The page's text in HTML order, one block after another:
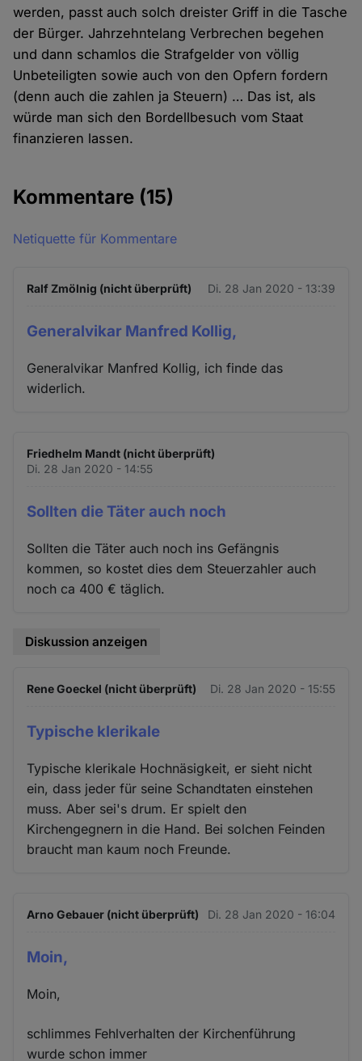
werden, passt auch solch dreister Griff in die Tasche
der Bürger. Jahrzehntelang Verbrechen begehen
und dann schamlos die Strafgelder von völlig
Unbeteiligten sowie auch von den Opfern fordern
(denn auch die zahlen ja Steuern) … Das ist, als
würde man sich den Bordellbesuch vom Staat
finanzieren lassen.
Kommentare (15)
Netiquette für Kommentare
Ralf Zmölnig (nicht überprüft) Di. 28 Jan 2020 - 13:39
Generalvikar Manfred Kollig,
Generalvikar Manfred Kollig, ich finde das
widerlich.
Friedhelm Mandt (nicht überprüft)
Di. 28 Jan 2020 - 14:55
Sollten die Täter auch noch
Sollten die Täter auch noch ins Gefängnis
kommen, so kostet dies dem Steuerzahler auch
noch ca 400 € täglich.
Diskussion anzeigen
Rene Goeckel (nicht überprüft) Di. 28 Jan 2020 - 15:55
Typische klerikale
Typische klerikale Hochnäsigkeit, er sieht nicht
ein, dass jeder für seine Schandtaten einstehen
muss. Aber sei's drum. Er spielt den
Kirchengegnern in die Hand. Bei solchen Feinden
braucht man kaum noch Freunde.
Arno Gebauer (nicht überprüft) Di. 28 Jan 2020 - 16:04
Moin,
Moin,
schlimmes Fehlverhalten der Kirchenführung
wurde schon immer